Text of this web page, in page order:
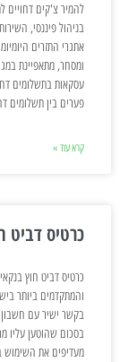
להמיר צ'קים דחויים
בניהול פיננסי,
אתגרי התזרים
ומסחר, מתאפיינת
עסקאות בתשלומים
פערים בין תשלומים
קרא עוד »
כרטיס דביט
כרטיס דביט חוץ
והמתקדמים ביותר
בקשר ישיר עם
בסכום שהוטען עליו
מעדיפים את השימוש